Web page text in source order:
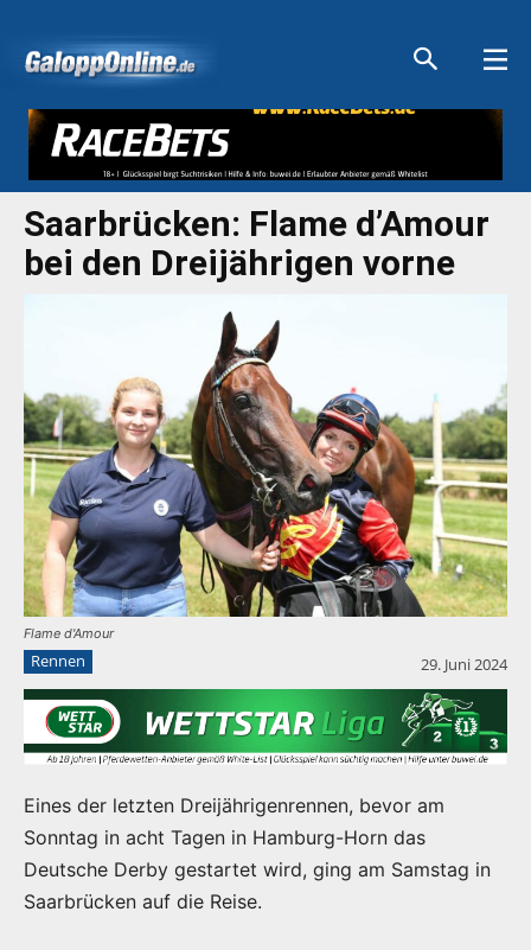
Saarbrücken: Flame d’Amour
bei den Dreijährigen vorne
Flame d'Amour
Rennen 29. Juni 2024
Eines der letzten Dreijährigenrennen, bevor am
Sonntag in acht Tagen in Hamburg-Horn das
Deutsche Derby gestartet wird, ging am Samstag in
Saarbrücken auf die Reise.